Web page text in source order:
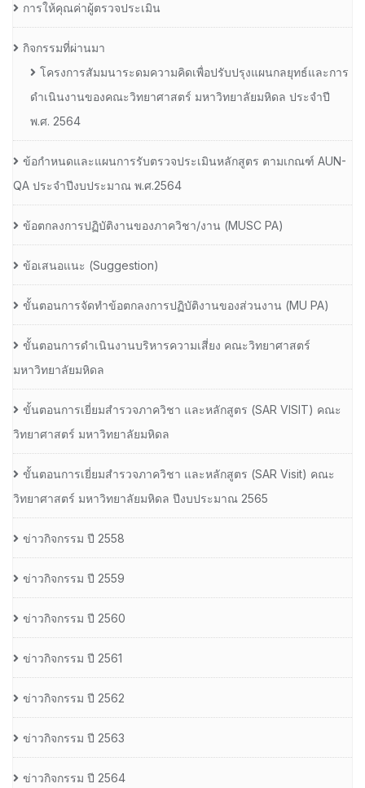
การให้คุณค่าผู้ตรวจประเมิน
กิจกรรมที่ผ่านมา
โครงการสัมมนาระดมความคิดเพื่อปรับปรุงแผนกลยุทธ์และการ
ดำเนินงานของคณะวิทยาศาสตร์ มหาวิทยาลัยมหิดล ประจำปี
พ.ศ. 2564
ข้อกำหนดและแผนการรับตรวจประเมินหลักสูตร ตามเกณฑ์ AUN-
QA ประจำปีงบประมาณ พ.ศ.2564
ข้อตกลงการปฏิบัติงานของภาควิชา/งาน (MUSC PA)
ข้อเสนอแนะ (Suggestion)
ขั้นตอนการจัดทำข้อตกลงการปฏิบัติงานของส่วนงาน (MU PA)
ขั้นตอนการดำเนินงานบริหารความเสี่ยง คณะวิทยาศาสตร์
มหาวิทยาลัยมหิดล
ขั้นตอนการเยี่ยมสำรวจภาควิชา และหลักสูตร (SAR VISIT) คณะ
วิทยาศาสตร์ มหาวิทยาลัยมหิดล
ขั้นตอนการเยี่ยมสำรวจภาควิชา และหลักสูตร (SAR Visit) คณะ
วิทยาศาสตร์ มหาวิทยาลัยมหิดล ปีงบประมาณ 2565
ข่าวกิจกรรม ปี 2558
ข่าวกิจกรรม ปี 2559
ข่าวกิจกรรม ปี 2560
ข่าวกิจกรรม ปี 2561
ข่าวกิจกรรม ปี 2562
ข่าวกิจกรรม ปี 2563
ข่าวกิจกรรม ปี 2564